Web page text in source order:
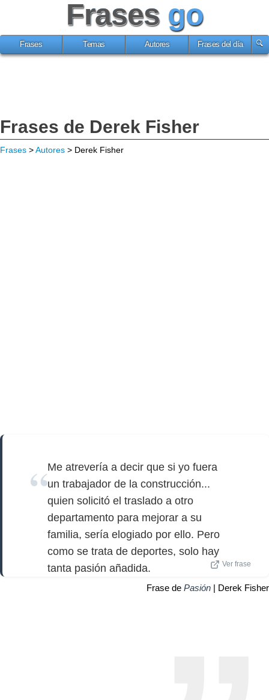
Frases go
Frases Temas Autores Frases del día
Frases de Derek Fisher
Frases >Autores > Derek Fisher
Me atrevería a decir que si yo fuera
un trabajador de la construcción...
quien solicitó el traslado a otro
departamento para mejorar a su
familia, sería elogiado por ello. Pero
como se trata de deportes, solo hay
tanta pasión añadida.
Ver frase
Frase de Pasión | Derek Fisher